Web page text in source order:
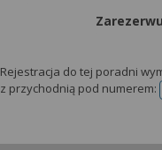
Rejestracja do tej poradni
z przychodnią pod numerem: